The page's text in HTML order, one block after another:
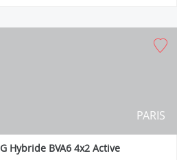
PARIS
Hybride BVA6 4x2 Active